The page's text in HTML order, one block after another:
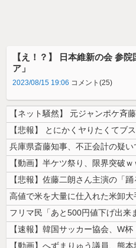
【え！？】 日本維新の会 参
ア」
2023/08/15 19:06 コメント(25)
兵庫県斎藤知事、不正会計の疑
【動画】半ケツ祭り、限界突破